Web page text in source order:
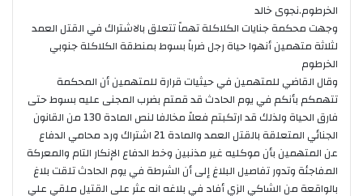
الخرطوم.نجوى خالد
وجهت محكمة جنايات الكلاكلة تهماً تتعلق بالاشتراك في القتل العمد
لثلاثة متهمين أنهوا حياة رجل ضرباً بسوط بمنطقة الكلاكلة جنوبي
الخرطوم
وقال القاضي للمتهمين في حيثيات قرارة للمتهمين أن المحكمة
تتهمكم بأنكم في يوم الحادث قد قمتم بضرب المجنى عليه بسوط حتى
فارق الحياة ولذلك قد ارتكبتم فعلاً مخالفا لنص المادة 130 من القانون
الجنائي المتعلقة بالقتل العمد والمادة 21 اشتراك ورد محامي الدفاع
عن المتهمين بأن موكليه غير مذنبين وخط الدفاع الإنكار التام والمعركة
المفاجئة وتدور تفاصيل البلاغ إلى أن الشرطة في يوم الحادث تلقت بلاغ
بالواقعة من الشاكي الزي أفاد في بلاغه انه عثر على القتيل ملقي علي